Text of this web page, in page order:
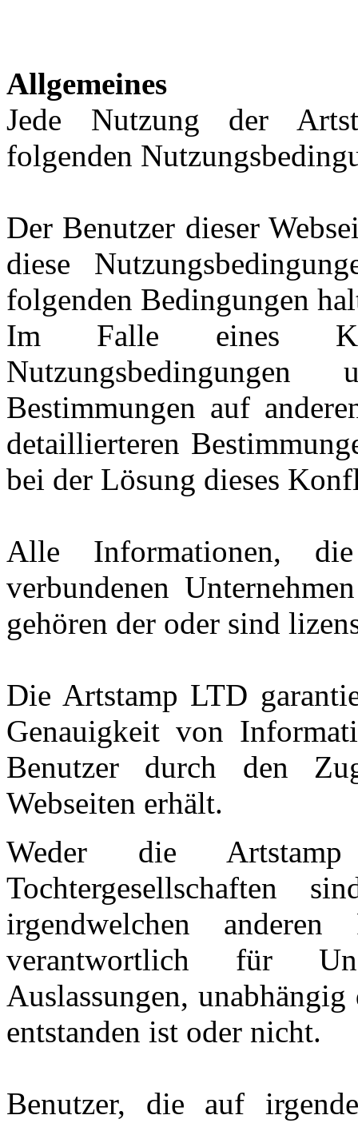
Allgemeines
Jede Nutzung der
folgenden
Der Benutzer dieser
diese
folgenden Bedingungen
Im Falle eines
Bestimmungen auf
detaillierteren
bei der Lösung dieses
Alle Informationen,
verbundenen
gehören der oder sind
Die Artstamp LTD
Genauigkeit von
Benutzer durch den
Webseiten erhält.
Weder die
Tochtergesellschaften
irgendwelchen anderen
verantwortlich für
Auslassungen,
entstanden ist oder nicht.
Benutzer, die auf